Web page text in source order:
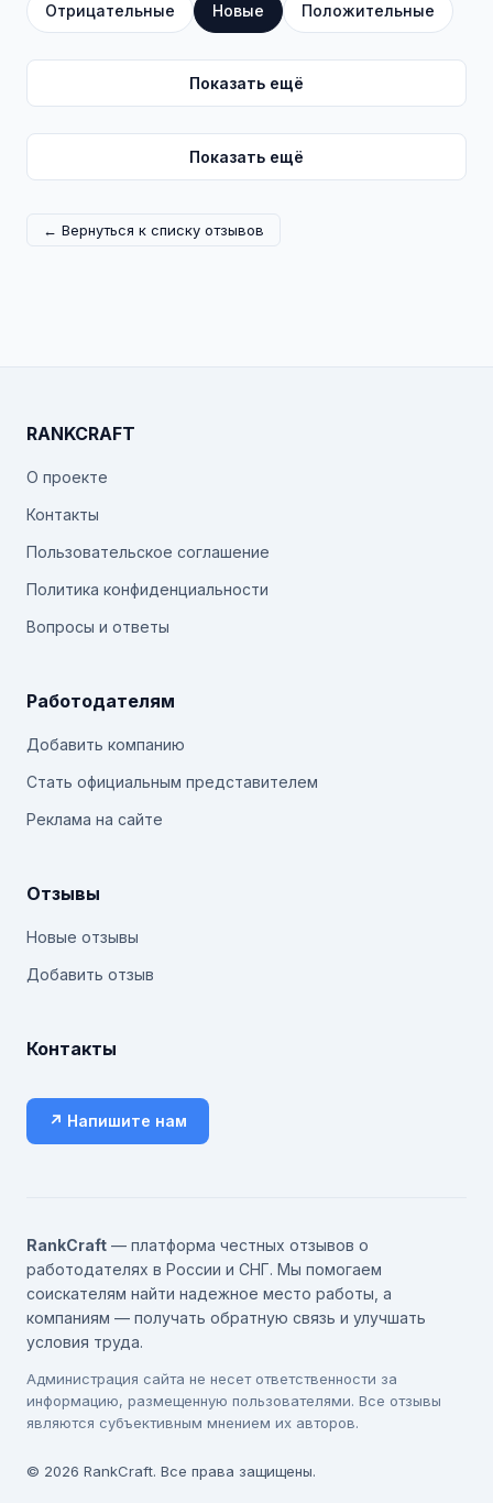
Отрицательные Новые Положительные
Показать ещё
Показать ещё
← Вернуться к списку отзывов
RANKCRAFT
О проекте
Контакты
Пользовательское соглашение
Политика конфиденциальности
Вопросы и ответы
Работодателям
Добавить компанию
Стать официальным представителем
Реклама на сайте
Отзывы
Новые отзывы
Добавить отзыв
Контакты
↗ Напишите нам
RankCraft — платформа честных отзывов о
работодателях в России и СНГ. Мы помогаем
соискателям найти надежное место работы, а
компаниям — получать обратную связь и улучшать
условия труда.
Администрация сайта не несет ответственности за
информацию, размещенную пользователями. Все отзывы
являются субъективным мнением их авторов.
© 2026 RankCraft. Все права защищены.